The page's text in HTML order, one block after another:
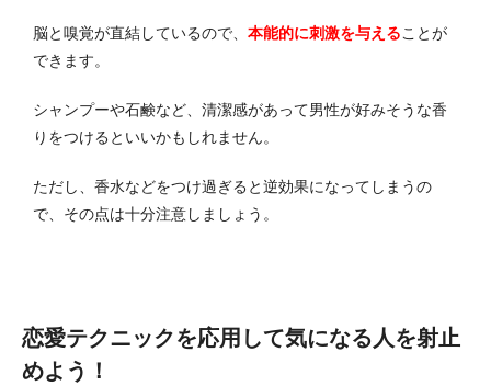
脳と嗅覚が直結しているので、 本能的に刺激を与えることが
できます。
シャンプーや石鹸など、清潔感があって男性が好みそうな香
りをつけるといいかもしれません。
ただし、香水などをつけ過ぎると逆効果になってしまうの
で、その点は十分注意しましょう。
恋愛テクニックを応用して気になる人を射止
めよう！